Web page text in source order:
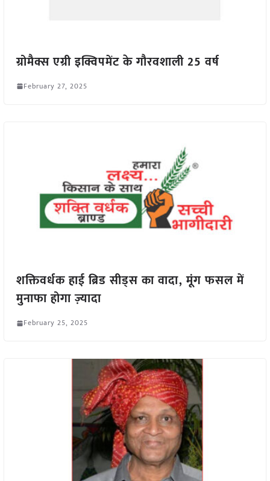
ग्रोमैक्स एग्री इक्विपमेंट के गौरवशाली 25 वर्ष
February 27, 2025
शक्तिवर्धक हाई ब्रिड सीड्स का वादा, मूंग फसल में
मुनाफा होगा ज़्यादा
February 25, 2025